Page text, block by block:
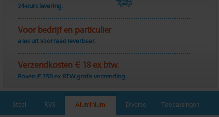
24-uurs levering.
Voor bedrijf en particulier
alles uit voorraad leverbaar.
Verzendkosten € 18 ex btw.
Boven € 250 ex BTW gratis verzending
Staal RVS Aluminium Diverse Toepassingen